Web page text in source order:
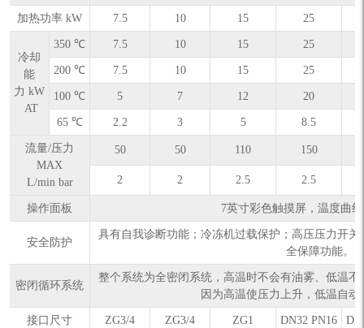
加热功率 kW 7.5 10 15 25
冷却
能
力 kW
AT
350 ℃ 7.5 10 15 25
200 ℃ 7.5 10 15 25
100 ℃ 5 7 12 20
65 ℃ 2.2 3 5 8.5
流量/压力
MAX
L/min bar
50 50 110 150
2 2 2.5 2.5
操作面板 7英寸彩色触摸屏，温度曲
安全防护
具有自我诊断功能；冷冻机过载保护；高压压力开
全保障功能。
密闭循环系统
整个系统为全密闭系统，高温时不会有油雾、低温
因为高温使压力上升，低温自
接口尺寸 ZG3/4 ZG3/4 ZG1 DN32 PN16